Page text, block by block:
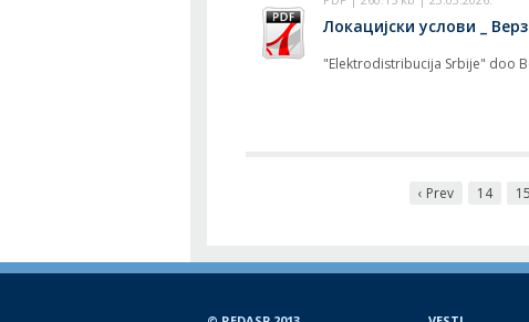
Локацијски услови _
"Elektrodistribucija Srbije" doo
‹ Prev 14 15